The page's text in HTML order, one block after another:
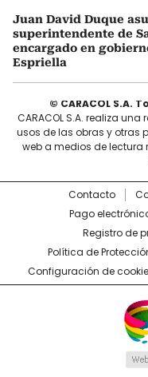
Juan David Duque
superintendente de
encargado en
Espriella
© CARACOL S.A.
CARACOL S.A. realiza
usos de las obras y otras
web a medios de lectura
Contacto
Pago
Registro de
Política de
Configuración de